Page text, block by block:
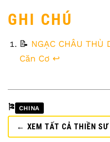
GHI CHÚ
FOOTNOTES
📝 NGẠC CHÂU
Căn Cơ ↩
🎏 CHINA
← XEM TẤT CẢ THIỀN SƯ